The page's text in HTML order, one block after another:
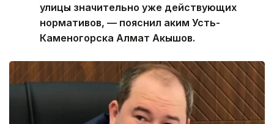
улицы значительно уже действующих
нормативов, — пояснил аким Усть-
Каменогорска Алмат Акышов.